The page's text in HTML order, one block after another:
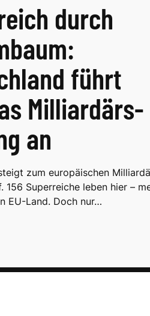
durch
führt
Milliardärs-
an
zum europäischen
156 Superreiche leben hier –
EU-Land. Doch nur…